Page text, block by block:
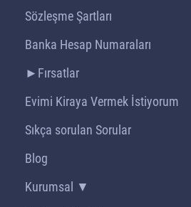
Sözleşme Şartları
Banka Hesap Numaraları
►Fırsatlar
Evimi Kiraya Vermek İstiyorum
Sıkça sorulan Sorular
Blog
Kurumsal ▼